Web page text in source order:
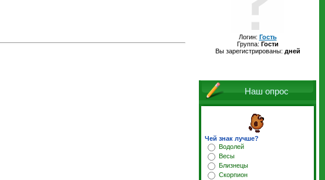
Логин: Гость
Группа: Гости
Вы зарегистрированы: дней
Наш опрос
Чей знак лучше?
Водолей
Весы
Близнецы
Скорпион